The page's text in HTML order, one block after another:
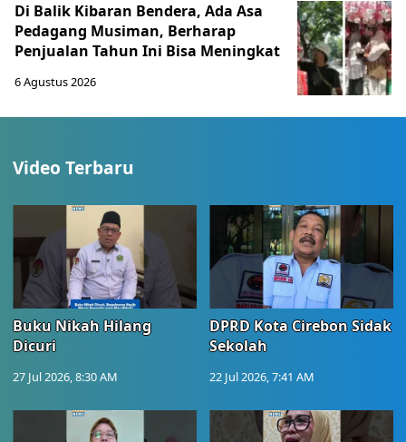
Di Balik Kibaran Bendera, Ada Asa
Pedagang Musiman, Berharap
Penjualan Tahun Ini Bisa Meningkat
6 Agustus 2026
Video Terbaru
Buku Nikah Hilang
Dicuri
27 Jul 2026, 8:30 AM
DPRD Kota Cirebon Sidak
Sekolah
22 Jul 2026, 7:41 AM